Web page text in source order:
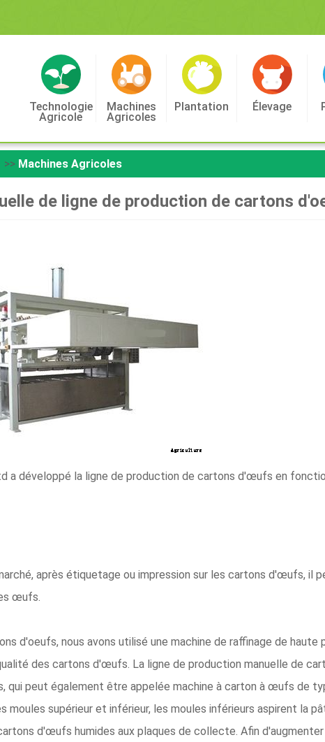
Technologie
Agricole
Machines
Agricoles
Plantation Élevage
>> Machines Agricoles
de ligne de production de cartons
a développé la ligne de production de cartons d'œufs en
après étiquetage ou impression sur les cartons d'œufs, il
œufs.
d'oeufs, nous avons utilisé une machine de raffinage de haute
des cartons d'œufs. La ligne de production manuelle de
qui peut également être appelée machine à carton à œufs de
supérieur et inférieur, les moules inférieurs aspirent la
d'œufs humides aux plaques de collecte. Afin